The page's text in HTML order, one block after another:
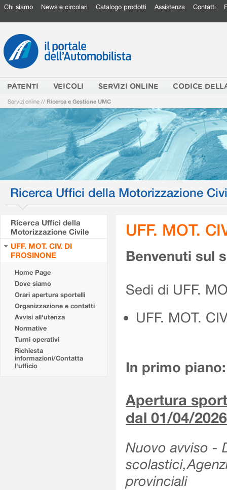
Chi siamo News e circolari Catalogo prodotti Assistenza Contatti
PATENTI VEICOLI SERVIZI ONLINE CODICE
Servizi online // Ricerca e Gestione UMC
Ricerca Uffici della Motorizzazione
Ricerca Uffici della
Motorizzazione Civile
UFF. MOT. CIV. DI
FROSINONE
Home Page
Dove siamo
Orari apertura sportelli
Organizzazione e contatti
Avvisi all'utenza
Normative
Turni operativi
Richiesta
informazioni/Contatta
l'ufficio
UFF. MOT.
Benvenuti sul
Sedi di UFF.
UFF. MOT.
In primo piano:
Apertura
dal 01/04/2026
Nuovo avviso -
provinciali